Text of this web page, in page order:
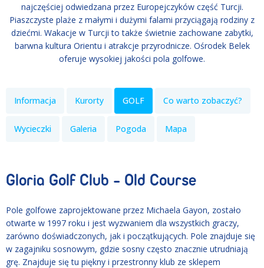
najczęściej odwiedzana przez Europejczyków część Turcji.
Piaszczyste plaże z małymi i dużymi falami przyciągają rodziny z
dziećmi. Wakacje w Turcji to także świetnie zachowane zabytki,
barwna kultura Orientu i atrakcje przyrodnicze. Ośrodek Belek
oferuje wysokiej jakości pola golfowe.
Informacja Kurorty GOLF Co warto zobaczyć?
Wycieczki Galeria Pogoda Mapa
Gloria Golf Club - Old Course
Pole golfowe zaprojektowane przez Michaela Gayon, zostało
otwarte w 1997 roku i jest wyzwaniem dla wszystkich graczy,
zarówno doświadczonych, jak i początkujących. Pole znajduje się
w zagajniku sosnowym, gdzie sosny często znacznie utrudniają
grę. Znajduje się tu piękny i przestronny klub ze sklepem